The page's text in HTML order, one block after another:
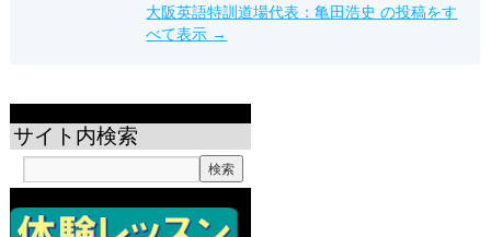
大阪英語特訓道場代表：亀田浩史 の投稿をす
べて表示 →
サイト内検索